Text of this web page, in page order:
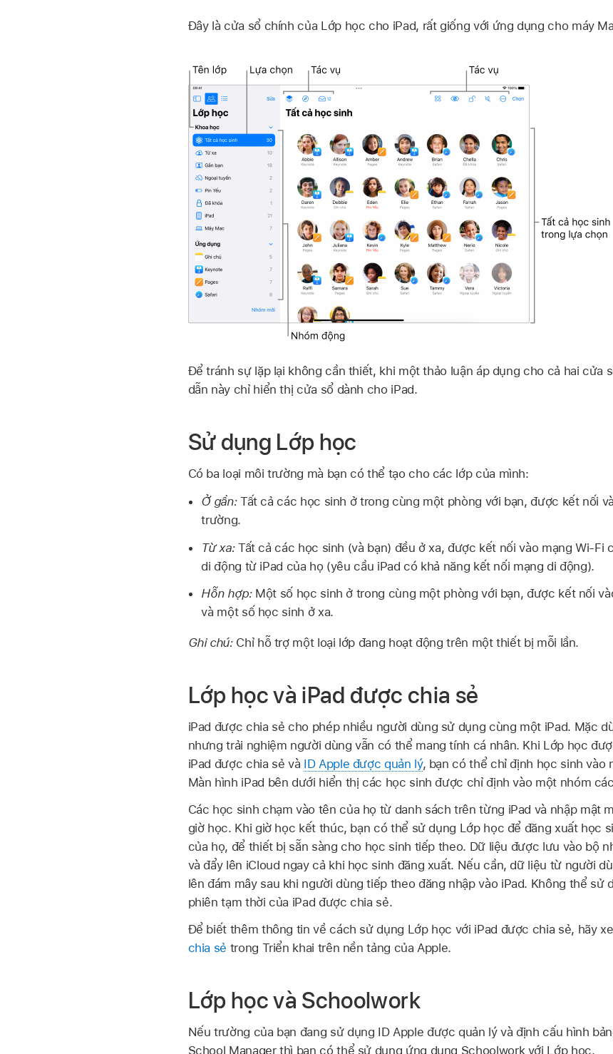
Đây là cửa sổ chính của Lớp học cho iPad, rất giống với ứng dụng cho máy
Để tránh sự lặp lại không cần thiết, khi một thảo luận áp dụng cho cả hai cửa
dẫn này chỉ hiển thị cửa sổ dành cho iPad.
Sử dụng Lớp học
Có ba loại môi trường mà bạn có thể tạo cho các lớp của mình:
Ở gần:Tất cả các học sinh ở trong cùng một phòng với bạn, được kết nối
trường.
Từ xa:Tất cả các học sinh (và bạn) đều ở xa, được kết nối vào mạngWi-Fi
di động từ iPad của họ (yêu cầu iPad có khả năng kết nối mạng di động).
Hỗn hợp:Một số học sinh ở trong cùng một phòng với bạn, được kết nối
và một số học sinh ở xa.
Ghi chú: Chỉ hỗ trợ một loại lớp đang hoạt động trên một thiết bị mỗi lần.
Lớp học và iPad được chia sẻ
iPad được chia sẻ cho phép nhiều người dùng sử dụng cùng một iPad. Mặc
nhưng trải nghiệm người dùng vẫn có thể mang tính cá nhân. Khi Lớp học
iPad được chia sẻ và ID Apple được quản lý, bạn có thể chỉ định học sinh vào
Màn hình iPad bên dưới hiển thị các học sinh được chỉ định vào một nhóm
Các học sinh chạm vào tên của họ từ danh sách trên từng iPad và nhập mật
giờ học. Khi giờ học kết thúc, bạn có thể sử dụng Lớp học để đăng xuất học
của họ, để thiết bị sẵn sàng cho học sinh tiếp theo. Dữ liệu được lưu vào bộ
và đẩy lên iCloud ngay cả khi học sinh đăng xuất. Nếu cần, dữ liệu từ người
lên đám mây sau khi người dùng tiếp theo đăng nhập vào iPad. Không thể sử
phiên tạm thời của iPad được chia sẻ.
Để biết thêm thông tin về cách sử dụng Lớp học với iPad được chia sẻ, hãy
chia sẻ trong Triển khai trên nền tảng của Apple.
Lớp học và Schoolwork
Nếu trường của bạn đang sử dụng ID Apple được quản lývà định cấu hình
School Manager thì bạn có thể sử dụng ứng dụng Schoolwork với Lớp học.